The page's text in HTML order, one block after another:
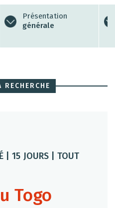
Présentation
générale
| 15 JOURS | TOUT
Togo